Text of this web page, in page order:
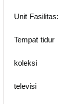
Unit Fasilitas:
Tempat tidur
koleksi
televisi